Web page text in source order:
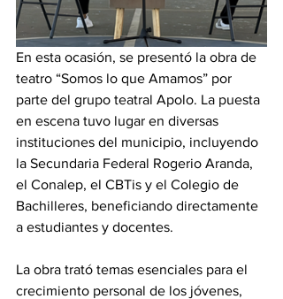
En esta ocasión, se presentó la obra de
teatro “Somos lo que Amamos” por
parte del grupo teatral Apolo. La puesta
en escena tuvo lugar en diversas
instituciones del municipio, incluyendo
la Secundaria Federal Rogerio Aranda,
el Conalep, el CBTis y el Colegio de
Bachilleres, beneficiando directamente
a estudiantes y docentes.
La obra trató temas esenciales para el
crecimiento personal de los jóvenes,